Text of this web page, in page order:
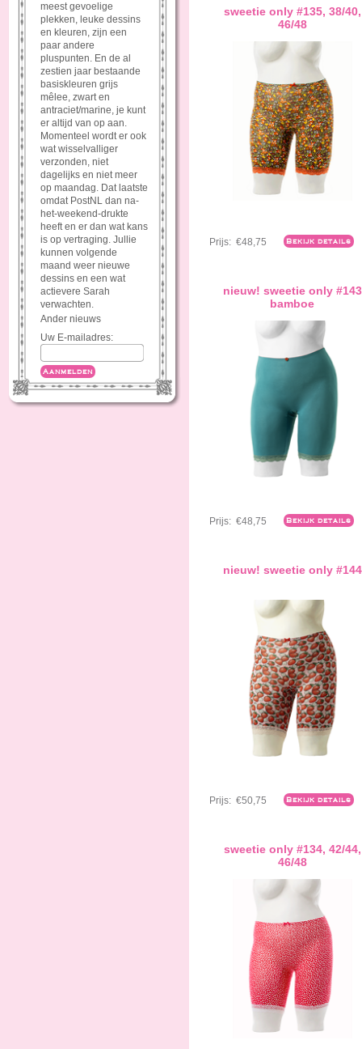
meest gevoelige
plekken, leuke dessins
en kleuren, zijn een
paar andere
pluspunten. En de al
zestien jaar bestaande
basiskleuren grijs
mêlee, zwart en
antraciet/marine, je kunt
er altijd van op aan.
Momenteel wordt er ook
wat wisselvalliger
verzonden, niet
dagelijks en niet meer
op maandag. Dat laatste
omdat PostNL dan na-
het-weekend-drukte
heeft en er dan wat kans
is op vertraging. Jullie
kunnen volgende
maand weer nieuwe
dessins en een wat
actievere Sarah
verwachten.
Ander nieuws
Uw E-mailadres:
Aanmelden
sweetie only #135, 38/40,
46/48
Prijs: €48,75 Bekijk details
nieuw! sweetie only #143
bamboe
Prijs: €48,75 Bekijk details
nieuw! sweetie only #144
Prijs: €50,75 Bekijk details
sweetie only #134, 42/44,
46/48